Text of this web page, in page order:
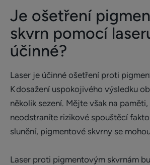
Je ošetření
skvrn pomocí
účinné?
Laser je účinné ošetření proti
K dosažení uspokojivého výsledku
několik sezení. Mějte však na
neodstraníte rizikové spouštěcí
slunění, pigmentové skvrny se
Laser proti pigmentovým skvrnám